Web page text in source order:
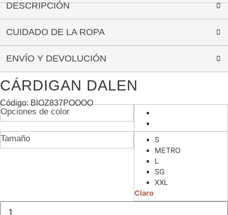
DESCRIPCIÓN
CUIDADO DE LA ROPA
ENVÍO Y DEVOLUCIÓN
CÁRDIGAN DALEN
Código: BlOZ837POOOO
Opciones de color
Tamaño
S
METRO
L
SG
XXL
Claro
Cantidad